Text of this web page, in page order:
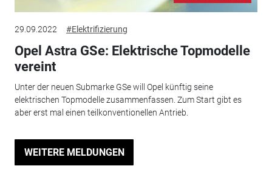
29.09.2022 #Elektrifizierung
Opel Astra GSe: Elektrische Topmodelle
vereint
Unter der neuen Submarke GSe will Opel künftig seine
elektrischen Topmodelle zusammenfassen. Zum Start gibt es
aber erst mal einen teilkonventionellen Antrieb.
WEITERE MELDUNGEN